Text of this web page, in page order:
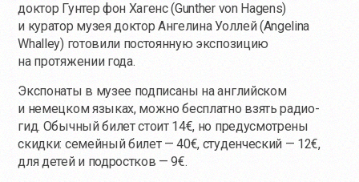
доктор Гунтер фон Хагенс (Gunther von Hagens)
и куратор музея доктор Ангелина Уоллей (Angelina
Whalley) готовили постоянную экспозицию
на протяжении года.
Экспонаты в музее подписаны на английском
и немецком языках, можно бесплатно взять радио-
гид. Обычный билет стоит 14€, но предусмотрены
скидки: семейный билет — 40€, студенческий — 12€,
для детей и подростков — 9€.